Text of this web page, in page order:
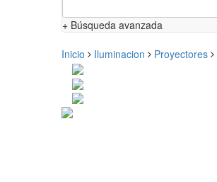
+ Búsqueda avanzada
Inicio Iluminacion Proyectores